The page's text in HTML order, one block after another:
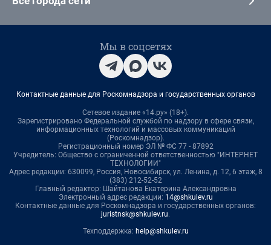
Мы в соцсетях
Контактные данные для Роскомнадзора и государственных органов
Сетевое издание «14.ру» (18+).
Зарегистрировано Федеральной службой по надзору в сфере связи,
информационных технологий и массовых коммуникаций
(Роскомнадзор).
Регистрационный номер ЭЛ № ФС 77 - 87892
Учредитель: Общество с ограниченной ответственностью "ИНТЕРНЕТ
ТЕХНОЛОГИИ"
Адрес редакции: 630099, Россия, Новосибирск, ул. Ленина, д. 12, 6 этаж, 8
(383) 212-52-52
Главный редактор: Шайтанова Екатерина Александровна
Электронный адрес редакции: 14@shkulev.ru
Контактные данные для Роскомнадзора и государственных органов:
juristnsk@shkulev.ru.
Техподдержка: help@shkulev.ru